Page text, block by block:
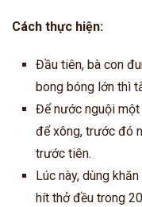
Cách thực hiện:
Đầu tiên, bà con
bong bóng lớn thì
Để nước nguội một
để xông, trước đó
trước tiên.
Lúc này, dùng
hít thở đều trong